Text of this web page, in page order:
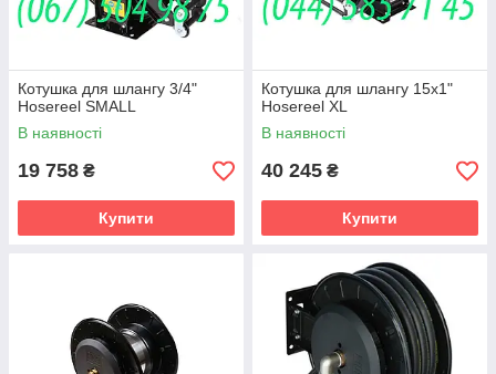
Котушка для шлангу 3/4"
Hosereel SMALL
В наявності
19 758 ₴
Купити
Котушка для шлангу 15х1"
Hosereel XL
В наявності
40 245 ₴
Купити